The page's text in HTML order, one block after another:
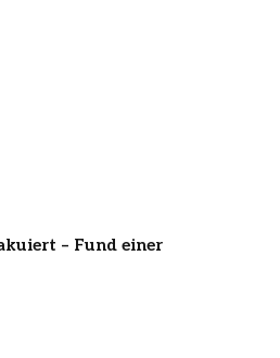
– Fund einer